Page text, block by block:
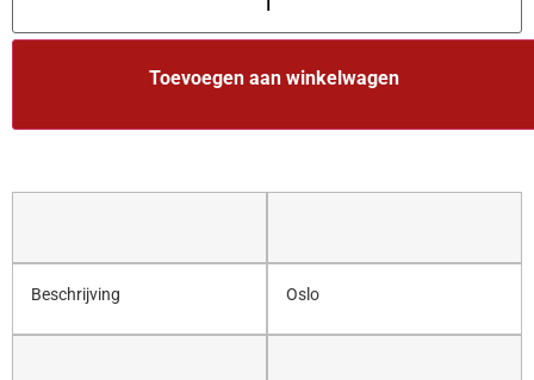
Toevoegen aan winkelwagen
Beschrijving Oslo